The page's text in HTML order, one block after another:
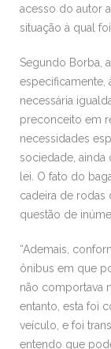
acesso do autor
situação à qual
Segundo Borba,
especificamente,
necessária
preconceito em
necessidades
sociedade, ainda
lei. O fato do
cadeira de rodas
questão de
“Ademais,
ônibus em que
não comportava
entanto, esta foi
veículo, e foi
entendo que